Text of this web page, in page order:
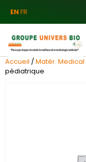
ENFR
Accueil /Matér. Medical
pédiatrique